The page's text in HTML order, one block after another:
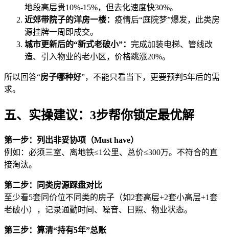
地段高层贵10%-15%，但去化速度快30%。
近郊带院子的洋房一楼： 疫情后“庭院梦”爆发，此类房
源挂牌一周即成交。
城市更新后的“新式老破小”： 完成加装电梯、管线改
造、引入物业的老小区，价格跳涨20%。
所以回答“房子哪种好”，不能只看当下，更要预判5年后的需
求。
五、实操建议：3步帮你锁定最优解
第一步：列出非妥协项（Must have）
例如：必须三室、离地铁≤1公里、总价≤300万。不符合的直
接淘汰。
第二步：同类房源踩盘对比
至少看5套同价位不同类的房子（如2套高层+2套小高层+1套
老破小），记录通勤时间、噪音、日照、物业状态。
第三步：算清“持有5年”总账